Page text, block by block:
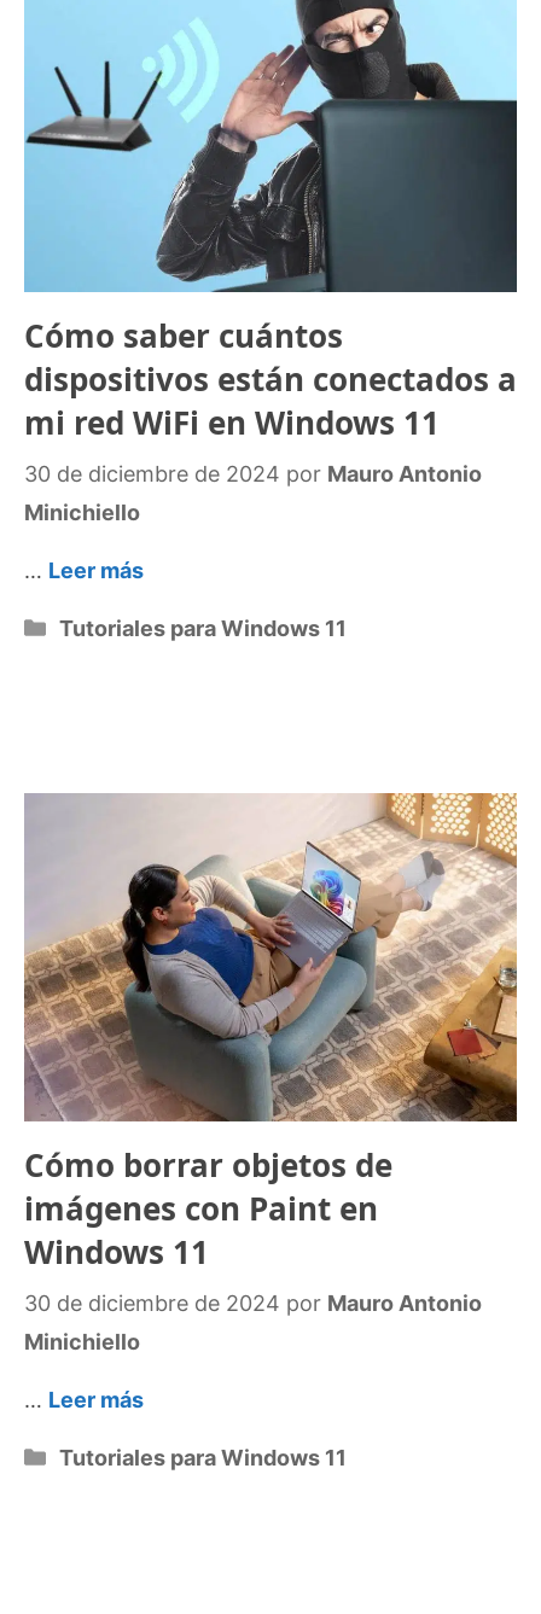
Cómo saber cuántos
dispositivos están conectados a
mi red WiFi en Windows 11
30 de diciembre de 2024 por Mauro Antonio
Minichiello
… Leer más
Categorías
Tutoriales para Windows 11
Cómo borrar objetos de
imágenes con Paint en
Windows 11
30 de diciembre de 2024 por Mauro Antonio
Minichiello
… Leer más
Categorías
Tutoriales para Windows 11